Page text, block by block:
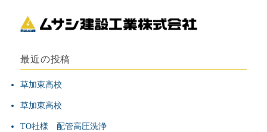
ゲ
ー
シ
ョ
最近の投稿
草加東高校
草加東高校
TO社様 配管高圧洗浄